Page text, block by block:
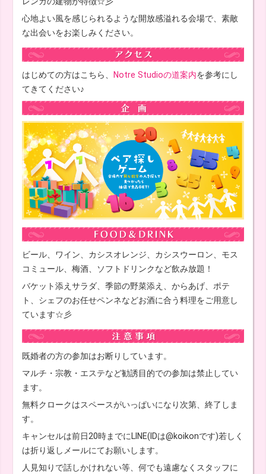
心地よい風を感じられるような開放感溢れる会場で、素敵
な出会いをお楽しみください。
はじめての方はこちら、 Notre Studioの道案内を参考にし
てきてください♪
ビール、ワイン、カシスオレンジ、カシスウーロン、モス
コミュール、梅酒、ソフトドリンクなど飲み放題！
バケット添えサラダ、季節の野菜添え、からあげ、ポテ
ト、シェフのお任せペンネなどお酒に合う料理をご用意し
ています☆彡
既婚者の方の参加はお断りしています。
マルチ・宗教・エステなど勧誘目的での参加は禁止してい
ます。
無料クロークはスペースがいっぱいになり次第、終了しま
す。
キャンセルは前日20時までにLINE(IDは@koikonです)若しく
は折り返しメールにてお願いします。
人見知りで話しかけれない等、何でも遠慮なくスタッフに